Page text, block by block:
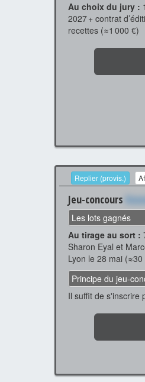
Au choix du jury :
2027 + contrat
recettes (≈1 000 €)
Replier (provis.)
Jeu-concours
Les lots gagnés
Au tirage au sort :
Sharon Eyal et
Lyon le 28 mai (≈30
Principe du jeu-
Il suffit de s'inscrire